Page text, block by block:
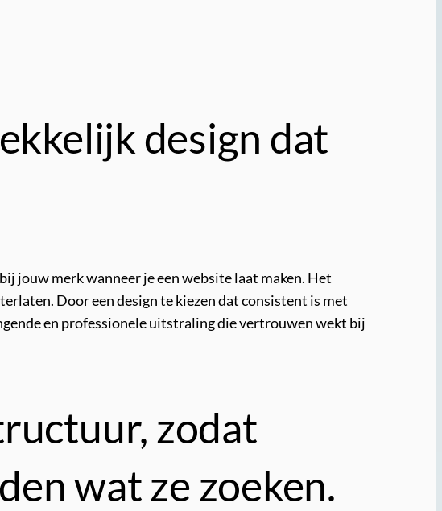
design dat
jouw merk wanneer je een website laat maken. Het
Door een design te kiezen dat consistent is met
en professionele uitstraling die vertrouwen wekt bij
zodat
wat ze zoeken.